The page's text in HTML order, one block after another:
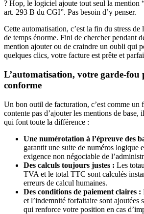
? Hop, le logiciel ajoute tout seul la mention
art. 293 B du CGI”. Pas besoin d’y penser.
Cette automatisation, c’est la fin du stress
de temps énorme. Fini de chercher pendant
mention ajouter ou de craindre un oubli qui
quelques clics, votre facture est prête et
L’automatisation, votre garde-fou
conforme
Un bon outil de facturation, c’est comme un
contente pas d’ajouter les mentions de base,
qui font toute la différence :
Une numérotation à l’épreuve des
garantit une suite de numéros logique
exigence non négociable de
Des calculs toujours justes : Les
TVA et le total TTC sont calculés
erreurs de calcul humaines.
Des conditions de paiement claires :
et l’indemnité forfaitaire sont ajoutées
qui renforce votre position en cas